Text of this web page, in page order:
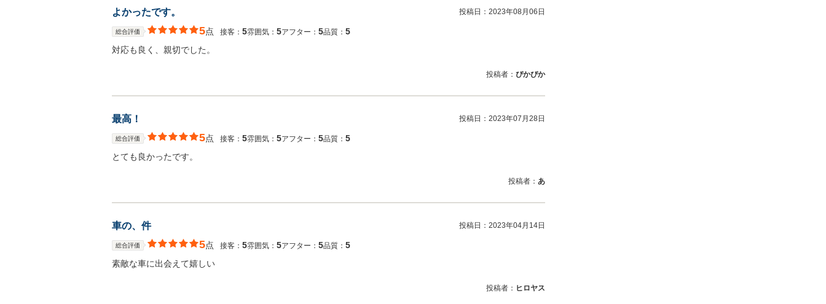
よかったです。 投稿日： 2023年08月06日
総合評価 5点 接客： 5雰囲気： 5アフター： 5品質： 5
対応も良く、親切でした。
投稿者： ぴかぴか
最高！ 投稿日： 2023年07月28日
総合評価 5点 接客： 5雰囲気： 5アフター： 5品質： 5
とても良かったです。
投稿者： あ
車の、件 投稿日： 2023年04月14日
総合評価 5点 接客： 5雰囲気： 5アフター： 5品質： 5
素敵な車に出会えて嬉しい
投稿者： ヒロヤス